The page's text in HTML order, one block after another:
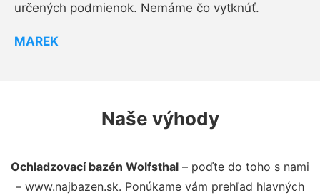
určených podmienok. Nemáme čo vytknúť.
MAREK
Naše výhody
Ochladzovací bazén Wolfsthal – poďte do toho s nami
– www.najbazen.sk. Ponúkame vám prehľad hlavných